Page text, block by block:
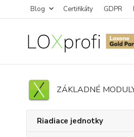
Blog Certifikáty GDPR
ZÁKLADNÉ
Riadiace jednotky